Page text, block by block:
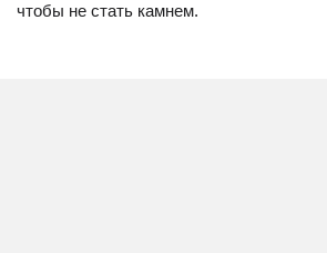
чтобы не стать камнем.